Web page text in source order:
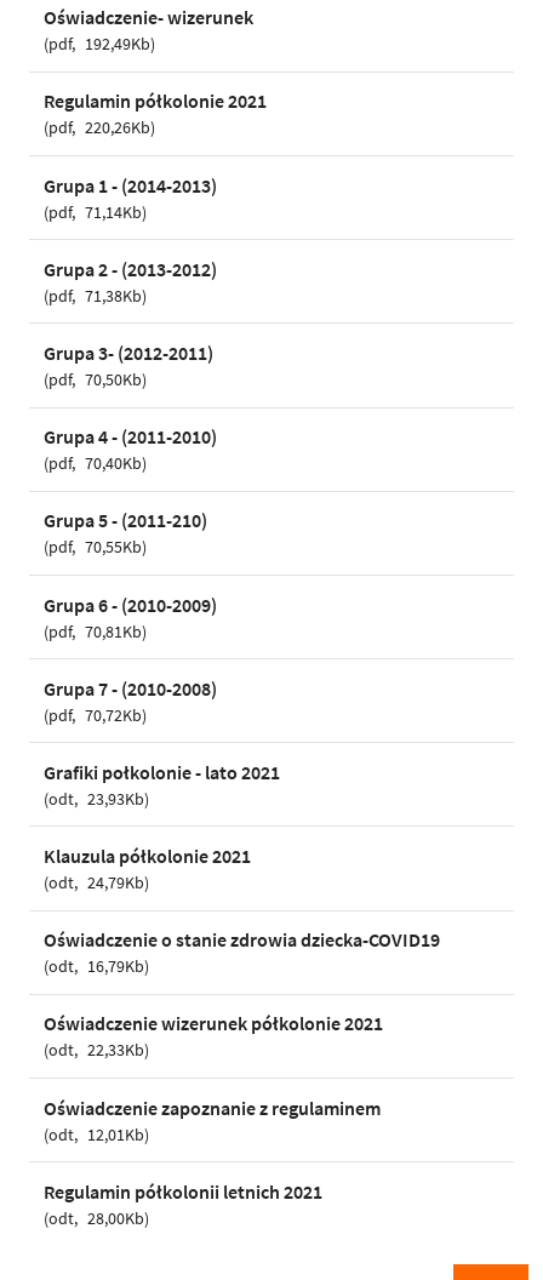
Oświadczenie- wizerunek
pdf 192,49Kb
Regulamin półkolonie 2021
pdf 220,26Kb
Grupa 1 - (2014-2013)
pdf 71,14Kb
Grupa 2 - (2013-2012)
pdf 71,38Kb
Grupa 3- (2012-2011)
pdf 70,50Kb
Grupa 4 - (2011-2010)
pdf 70,40Kb
Grupa 5 - (2011-210)
pdf 70,55Kb
Grupa 6 - (2010-2009)
pdf 70,81Kb
Grupa 7 - (2010-2008)
pdf 70,72Kb
Grafiki połkolonie - lato 2021
odt 23,93Kb
Klauzula półkolonie 2021
odt 24,79Kb
Oświadczenie o stanie zdrowia dziecka-COVID19
odt 16,79Kb
Oświadczenie wizerunek półkolonie 2021
odt 22,33Kb
Oświadczenie zapoznanie z regulaminem
odt 12,01Kb
Regulamin półkolonii letnich 2021
odt 28,00Kb